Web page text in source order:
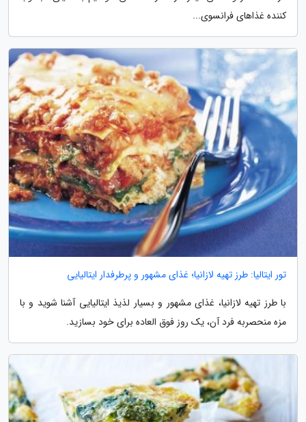
کننده غذاهای فرانسوی...
تور ایتالیا: طرز تهیه لازانیا؛ غذای مشهور و پرطرفدار ایتالیایی
با طرز تهیه لازانیا، غذای مشهور و بسیار لذیذ ایتالیایی آشنا شوید و با
مزه منحصربه فرد آن، یک روز فوق العاده برای خود بسازید.